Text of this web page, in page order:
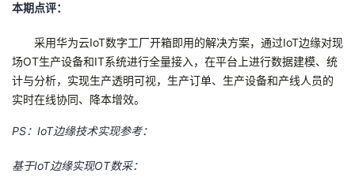
本期点评：
采用华为云IoT数字工厂开箱即用的解决方案，通过IoT边缘对现
场OT生产设备和IT系统进行全量接入，在平台上进行数据建模、统
计与分析，实现生产透明可视，生产订单、生产设备和产线人员的
实时在线协同、降本增效。
PS： IoT边缘技术实现参考：
基于IoT边缘实现OT数采：